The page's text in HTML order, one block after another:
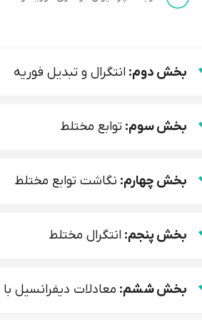
بخش دوم: انتگرال و تبدیل فوریه
بخش سوم: توابع مختلط
بخش چهارم: نگاشت توابع مختلط
بخش پنجم: انتگرال مختلط
بخش ششم: معادلات دیفرانسیل